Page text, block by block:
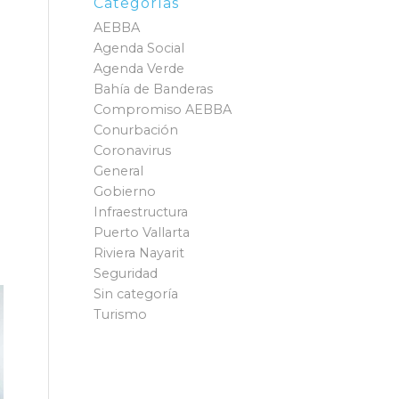
AEBBA
Agenda Social
Agenda Verde
Bahía de Banderas
Compromiso AEBBA
Conurbación
Coronavirus
General
Gobierno
Infraestructura
Puerto Vallarta
Riviera Nayarit
Seguridad
Sin categoría
Turismo